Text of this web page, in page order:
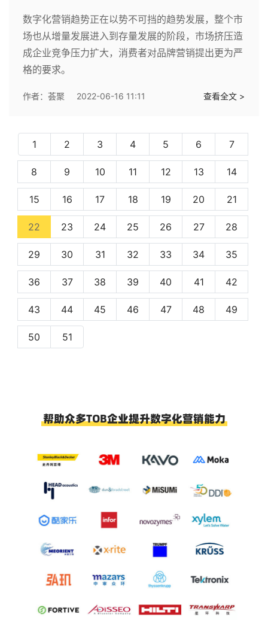
数字化营销趋势正在以势不可挡的趋势发展，整个市
场也从增量发展进入到存量发展的阶段，市场挤压造
成企业竞争压力扩大，消费者对品牌营销提出更为严
格的要求。
作者： 荟聚 2022-06-16 11:11 查看全文 >
1 2 3 4 5 6 7
8 9 10 11 12 13 14
15 16 17 18 19 20 21
22 (current)
23 24 25 26 27 28
29 30 31 32 33 34 35
36 37 38 39 40 41 42
43 44 45 46 47 48 49
50 51
帮助众多TOB企业提升数字化营销能力